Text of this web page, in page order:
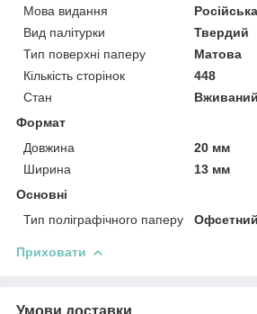
Мова видання
Російська
Вид палітурки
Твердий
Тип поверхні паперу
Матова
Кількість сторінок
448
Стан
Вживаний
Формат
Довжина
20 мм
Ширина
13 мм
Основні
Тип поліграфічного паперу
Офсетний
Приховати
Умови доставки